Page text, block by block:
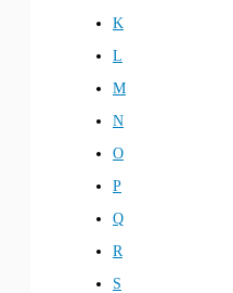
K
L
M
N
O
P
Q
R
S